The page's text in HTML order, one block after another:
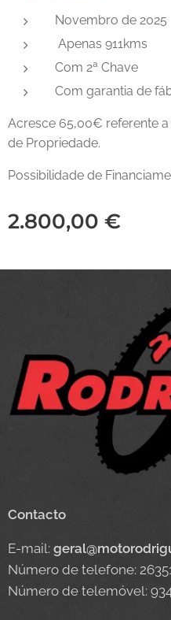
Novembro de 2025
Apenas 911kms
Com 2ª Chave
Com garantia de
Acresce 65,00€ referente
de Propriedade.
Possibilidade de
2.800,00 €
Contacto
E-mail:
Número de telefone:
Número de telemóvel: